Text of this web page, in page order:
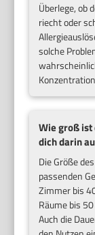
Überlege, ob
riecht oder
solche
Wie groß ist
dich darin
Die Größe
passenden
Zimmer bis
Räume bis
Auch die